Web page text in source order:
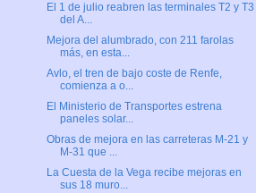
El 1 de julio reabren las terminales T2 y T3
del A...
Mejora del alumbrado, con 211 farolas
más, en esta...
Avlo, el tren de bajo coste de Renfe,
comienza a o...
El Ministerio de Transportes estrena
paneles solar...
Obras de mejora en las carreteras M-21 y
M-31 que ...
La Cuesta de la Vega recibe mejoras en
sus 18 muro...